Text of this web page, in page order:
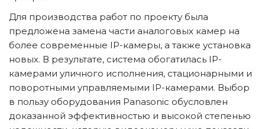
Для производства работ по проекту была
предложена замена части аналоговых камер на
более современные IP-камеры, а также установка
новых. В результате, система обогатилась IP-
камерами уличного исполнения, стационарными и
поворотными управляемыми IP-камерами. Выбор
в пользу оборудования Panasonic обусловлен
доказанной эффективностью и высокой степенью